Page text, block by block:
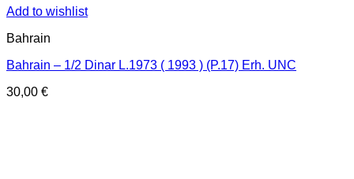
Add to wishlist
Bahrain
Bahrain – 1/2 Dinar L.1973 ( 1993 ) (P.17) Erh. UNC
30,00 €